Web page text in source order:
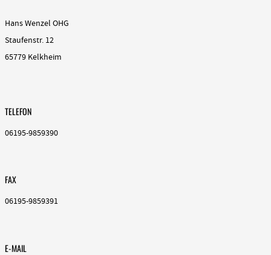
Hans Wenzel OHG
Staufenstr. 12
65779 Kelkheim
TELEFON
06195-9859390
FAX
06195-9859391
E-MAIL